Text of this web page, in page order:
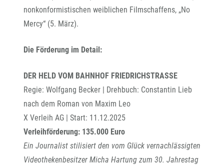
nonkonformistischen weiblichen Filmschaffens, „No
Mercy“ (5. März).
Die Förderung im Detail:
DER HELD VOM BAHNHOF FRIEDRICHSTRASSE
Regie: Wolfgang Becker | Drehbuch: Constantin Lieb
nach dem Roman von Maxim Leo
X Verleih AG | Start: 11.12.2025
Verleihförderung: 135.000 Euro
Ein Journalist stilisiert den vom Glück vernachlässigten
Videothekenbesitzer Micha Hartung zum 30. Jahrestag